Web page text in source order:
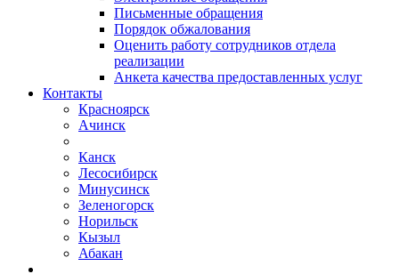
Письменные обращения
Порядок обжалования
Оценить работу сотрудников отдела
реализации
Анкета качества предоставленных услуг
Контакты
Красноярск
Ачинск
Канск
Лесосибирск
Минусинск
Зеленогорск
Норильск
Кызыл
Абакан